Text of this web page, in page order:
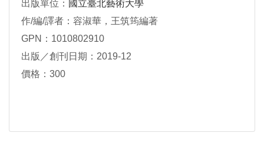
出版單位： 國立臺北藝術大學
作/編/譯者：容淑華，王筑筠編著
GPN：1010802910
出版／創刊日期：2019-12
價格：300